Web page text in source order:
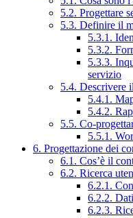
5.2. Progettare
5.3. Definire il
5.3.1.
5.3.2.
5.3.3.
servizio
5.4. Descrivere
5.4.1.
5.4.2.
5.5. Co-
5.5.1.
6. Progettazione dei
6.1. Cos’è il
6.2. Ricerca
6.2.1.
6.2.2.
6.2.3.